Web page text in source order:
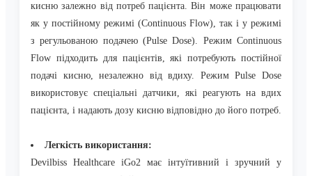
кисню залежно від потреб пацієнта. Він може працювати
як у постійному режимі (Continuous Flow), так і у режимі
зрегульованою подачею (Pulse Dose). Режим Continuous
Flow підходить для пацієнтів, які потребують постійної
подачі кисню, незалежно від вдиху. Режим Pulse Dose
використовує спеціальні датчики, які реагують на вдих
пацієнта, і надають дозу кисню відповідно до його потреб.
Легкість використання:
Devilbiss Healthcare iGo2 має інтуїтивний і зручний у